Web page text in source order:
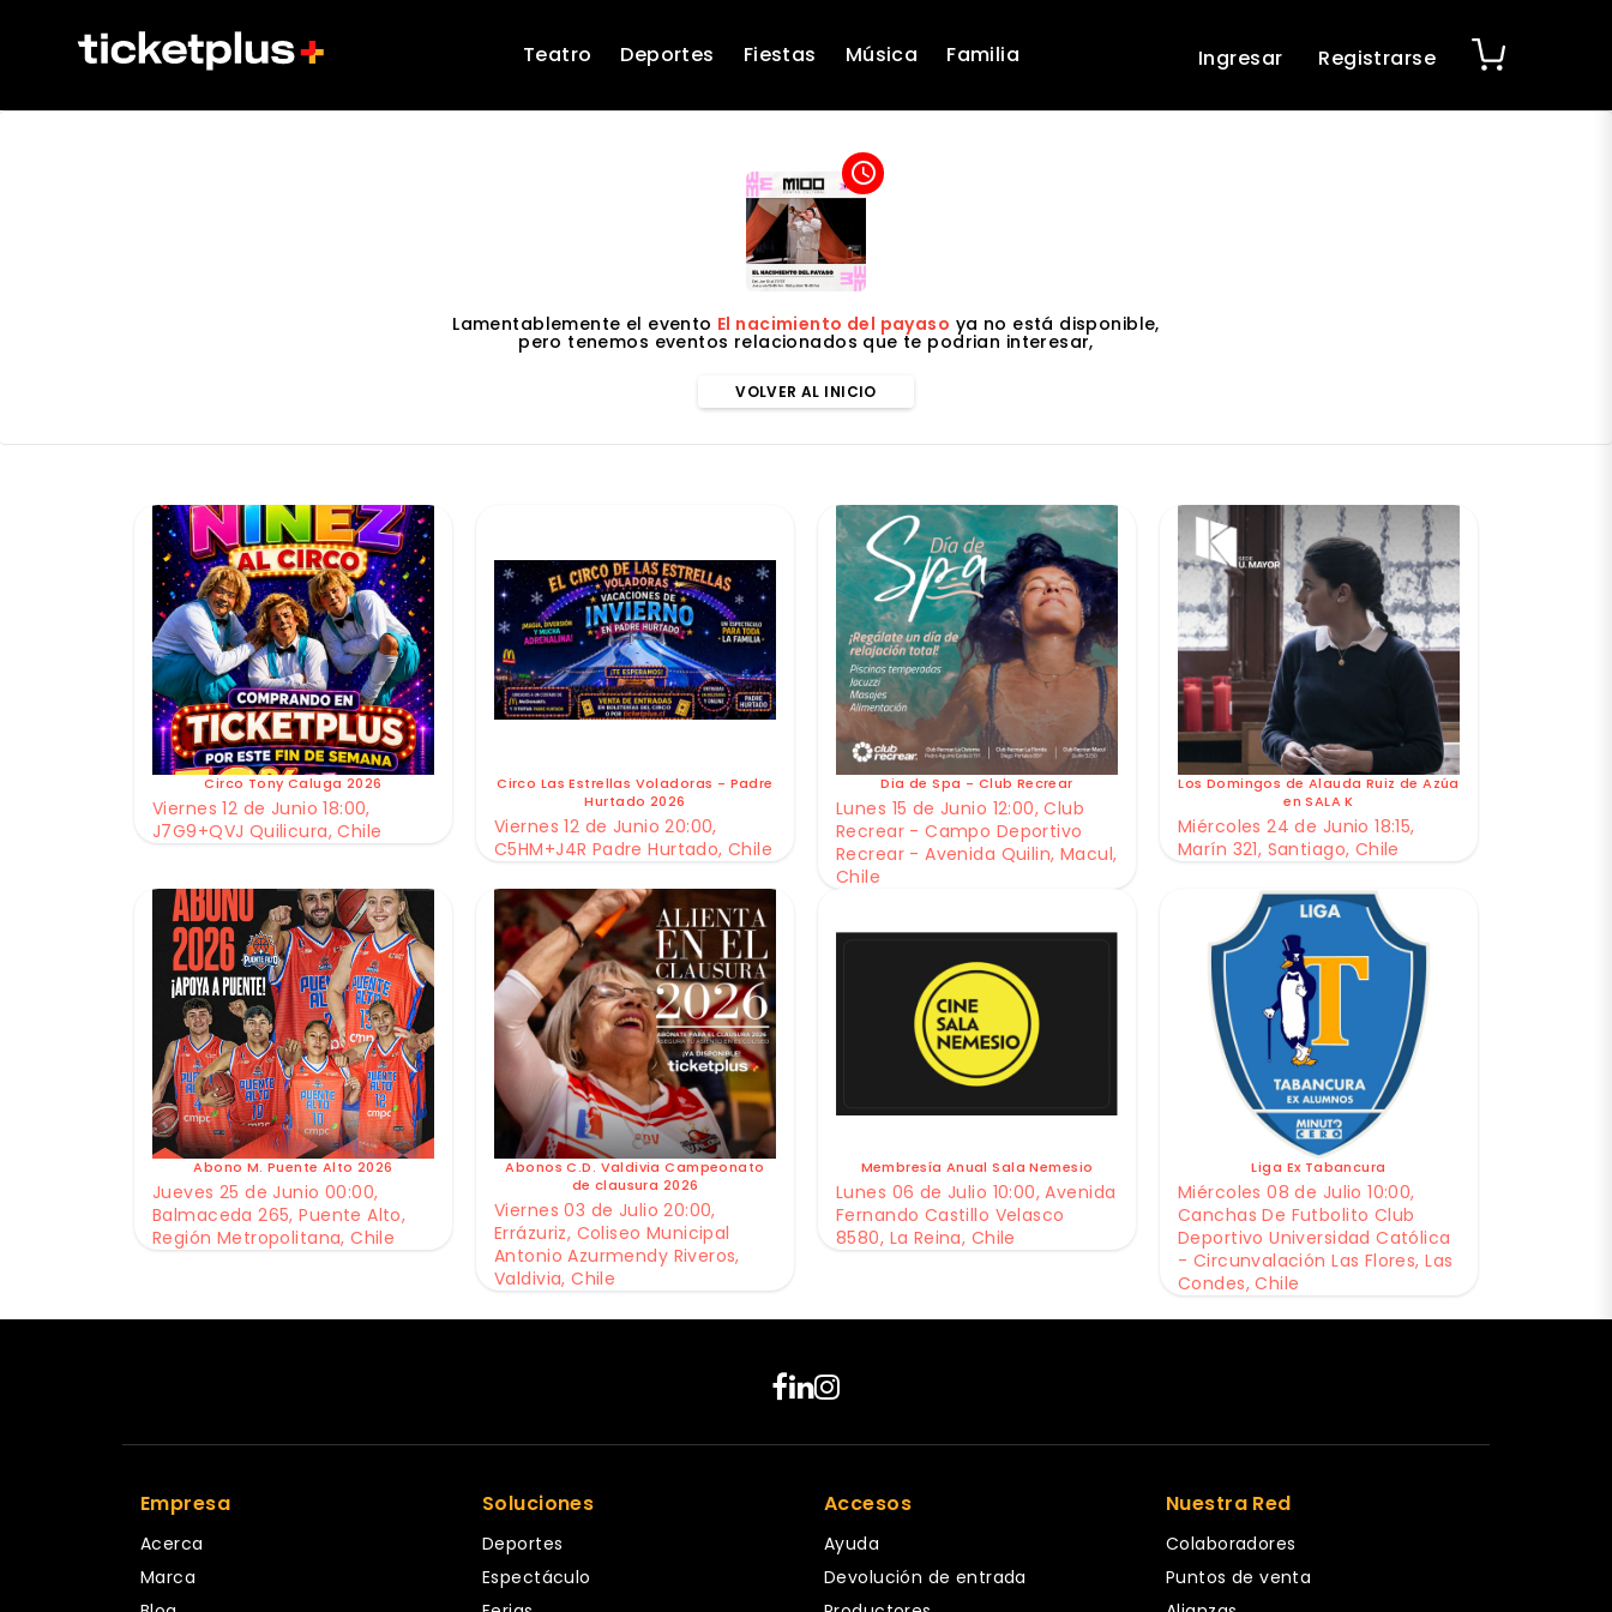
Teatro Deportes Fiestas Música Familia Ingresar Registrarse
access_time
Lamentablemente el evento El nacimiento del payaso ya no está disponible,
pero tenemos eventos relacionados que te podrian interesar,
VOLVER AL INICIO
Circo Tony Caluga 2026
Viernes 12 de Junio 18:00,
J7G9+QVJ Quilicura, Chile
Circo Las Estrellas Voladoras - Padre
Hurtado 2026
Viernes 12 de Junio 20:00,
C5HM+J4R Padre Hurtado, Chile
Dia de Spa - Club Recrear
Lunes 15 de Junio 12:00, Club
Recrear - Campo Deportivo
Recrear - Avenida Quilin, Macul,
Chile
Los Domingos de Alauda Ruiz de Azúa
en SALA K
Miércoles 24 de Junio 18:15,
Marín 321, Santiago, Chile
Abono M. Puente Alto 2026
Jueves 25 de Junio 00:00,
Balmaceda 265, Puente Alto,
Región Metropolitana, Chile
Abonos C.D. Valdivia Campeonato
de clausura 2026
Viernes 03 de Julio 20:00,
Errázuriz, Coliseo Municipal
Antonio Azurmendy Riveros,
Valdivia, Chile
Membresía Anual Sala Nemesio
Lunes 06 de Julio 10:00, Avenida
Fernando Castillo Velasco
8580, La Reina, Chile
Liga Ex Tabancura
Miércoles 08 de Julio 10:00,
Canchas De Futbolito Club
Deportivo Universidad Católica
- Circunvalación Las Flores, Las
Condes, Chile
Empresa
Acerca
Marca
Soluciones
Deportes
Espectáculo
Accesos
Ayuda
Devolución de entrada
Nuestra Red
Colaboradores
Puntos de venta